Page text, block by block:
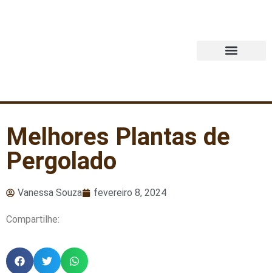
Melhores Plantas de
Pergolado
Vanessa Souza fevereiro 8, 2024
Compartilhe: